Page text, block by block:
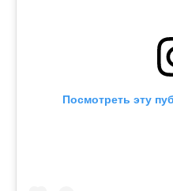
Посмотреть эту